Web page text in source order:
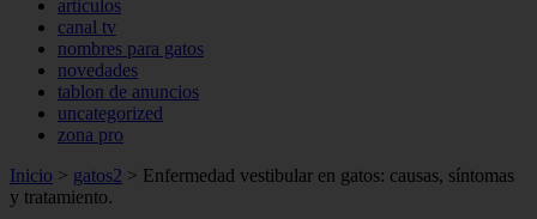
articulos
canal tv
nombres para gatos
novedades
tablon de anuncios
uncategorized
zona pro
Inicio > gatos2 > Enfermedad vestibular en gatos: causas, síntomas
y tratamiento.